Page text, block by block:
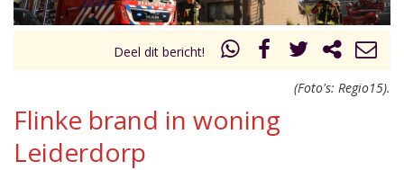
Deel dit bericht!
(Foto's: Regio15).
Flinke brand in woning
Leiderdorp